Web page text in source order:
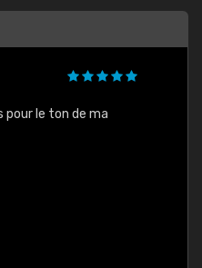
pour le ton de ma